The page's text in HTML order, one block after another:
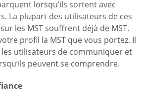
lorsqu’ils sortent avec
La plupart des utilisateurs de ces
les MST souffrent déjà de MST.
profil la MST que vous portez. Il
utilisateurs de communiquer et
peuvent se comprendre.